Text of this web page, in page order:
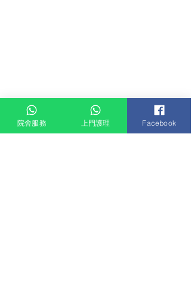
院舍服務 上門護理 Facebook